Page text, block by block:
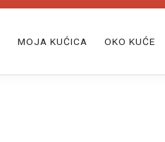
MOJA KUĆICA OKO KUĆE